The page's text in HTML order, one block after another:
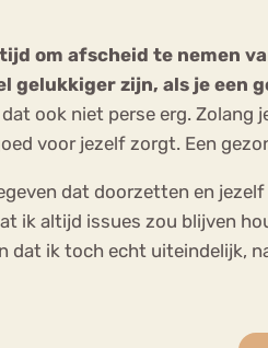
om afscheid te nemen
gelukkiger zijn, als je een
ook niet perse erg. Zolang
voor jezelf zorgt. Een
dat doorzetten en
ik altijd issues zou blijven
dat ik toch echt uiteindelijk,